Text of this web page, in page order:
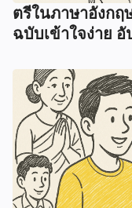
ตรีในภาษาอังก
ฉบับเข้าใจง่าย อั